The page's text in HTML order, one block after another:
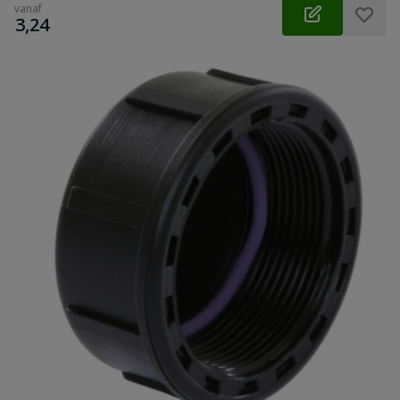
vanaf
€
3,24